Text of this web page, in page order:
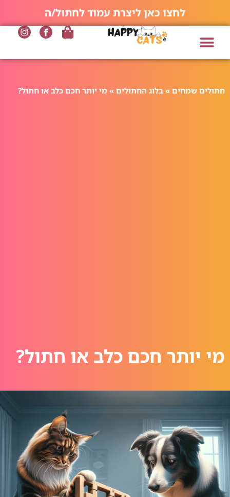
לחצו כאן ליצרת עמוד לחתול/ה
חתולים שמחים » בלוג החתולים » מי יותר חכם כלב או חתול?
מי יותר חכם כלב או חתול?